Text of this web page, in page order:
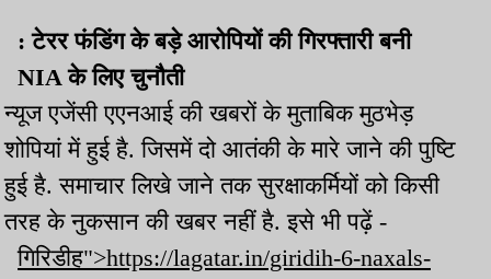
: टेरर फंडिंग के बड़े आरोपियों की गिरफ्तारी बनी
NIA के लिए चुनौती
न्यूज एजेंसी एएनआई की खबरों के मुताबिक मुठभेड़
शोपियां में हुई है. जिसमें दो आतंकी के मारे जाने की पुष्टि
हुई है. समाचार लिखे जाने तक सुरक्षाकर्मियों को किसी
तरह के नुकसान की खबर नहीं है. इसे भी पढ़ें -
गिरिडीह">https://lagatar.in/giridih-6-naxals-